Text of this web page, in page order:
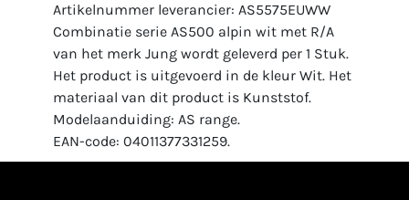
Artikelnummer leverancier: AS5575EUWW
Combinatie serie AS500 alpin wit met R/A
van het merk Jung wordt geleverd per 1 Stuk.
Het product is uitgevoerd in de kleur Wit. Het
materiaal van dit product is Kunststof.
Modelaanduiding: AS range.
EAN-code: 04011377331259.